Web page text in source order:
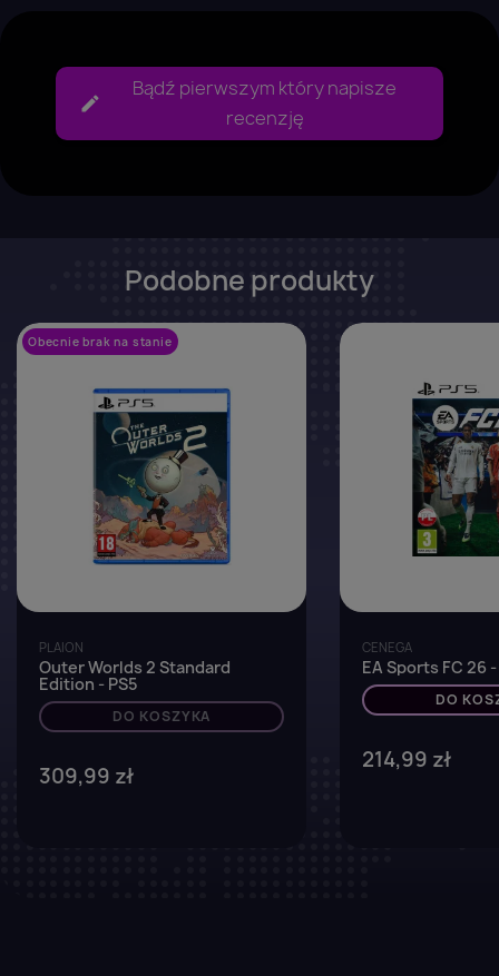
Bądź pierwszym który napisze
recenzję
Podobne produkty
Obecnie brak na stanie
PLAION
Outer Worlds 2 Standard
Edition - PS5
DO KOSZYKA
309,99 zł
CENEGA
EA Sports FC 26 -
DO
214,99 zł